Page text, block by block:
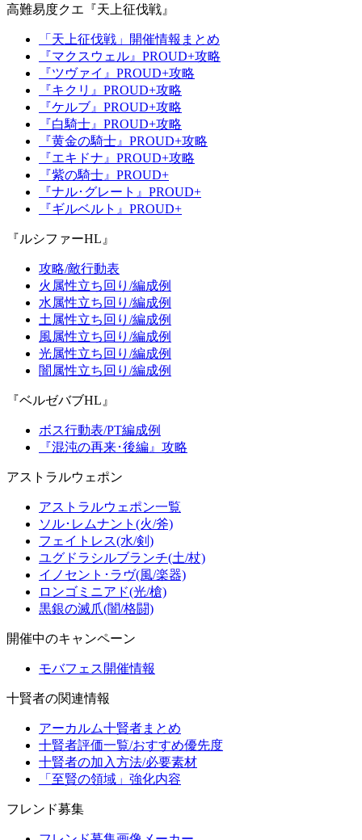
高難易度クエ『天上征伐戦』
「天上征伐戦」開催情報まとめ
『マクスウェル』PROUD+攻略
『ツヴァイ』PROUD+攻略
『キクリ』PROUD+攻略
『ケルブ』PROUD+攻略
『白騎士』PROUD+攻略
『黄金の騎士』PROUD+攻略
『エキドナ』PROUD+攻略
『紫の騎士』PROUD+
『ナル･グレート』PROUD+
『ギルベルト』PROUD+
『ルシファーHL』
攻略/敵行動表
火属性立ち回り/編成例
水属性立ち回り/編成例
土属性立ち回り/編成例
風属性立ち回り/編成例
光属性立ち回り/編成例
闇属性立ち回り/編成例
『ベルゼバブHL』
ボス行動表/PT編成例
『混沌の再来･後編』攻略
アストラルウェポン
アストラルウェポン一覧
ソル･レムナント(火/斧)
フェイトレス(水/剣)
ユグドラシルブランチ(土/杖)
イノセント･ラヴ(風/楽器)
ロンゴミニアド(光/槍)
黒銀の滅爪(闇/格闘)
開催中のキャンペーン
モバフェス開催情報
十賢者の関連情報
アーカルム十賢者まとめ
十賢者評価一覧/おすすめ優先度
十賢者の加入方法/必要素材
「至賢の領域」強化内容
フレンド募集